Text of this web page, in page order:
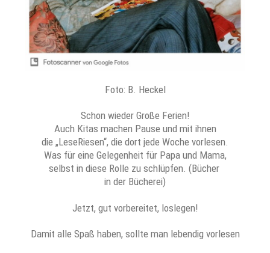
Foto: B. Heckel
Schon wieder Große Ferien!
Auch Kitas machen Pause und mit ihnen
die „LeseRiesen“, die dort jede Woche vorlesen.
Was für eine Gelegenheit für Papa und Mama,
selbst in diese Rolle zu schlüpfen. (Bücher
in der Bücherei)
Jetzt, gut vorbereitet, loslegen!
Damit alle Spaß haben, sollte man lebendig vorlesen